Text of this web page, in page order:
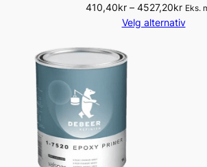
410,40kr – 4527,20krP
r
Eks.
Velg alternativ